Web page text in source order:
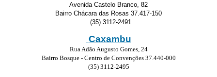
Avenida Castelo Branco, 82
Bairro Chácara das Rosas 37.417-150
(35) 3112-2491
Caxambu
Rua Adão Augusto Gomes, 24
Bairro Bosque - Centro de Convenções 37.440-000
(35) 3112-2495